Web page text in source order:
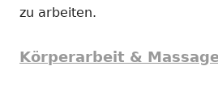
zu arbeiten.
Körperarbeit &